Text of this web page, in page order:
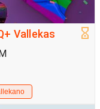
Vallekas